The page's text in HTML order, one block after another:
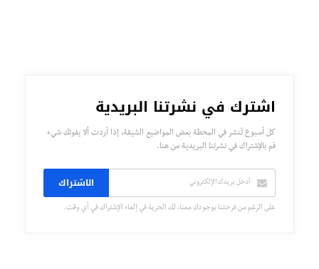
اشترك في نشرتنا البريدية
كل أسبوع تُنشر في المحطة بعض المواضيع الشيقة، إذا أردت ألا يفوتك شيء
قم بالإشتراك في نشرتنا البريدية من هنا.
الاشتراك
على الرغم من فرحتنا بوجودك معنا، لك الحرية في إلغاء الإشتراك في أي وقت.